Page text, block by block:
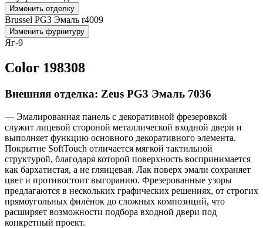
Изменить отделку
Brussel PG3 Эмаль r4009
Изменить фурнитуру
Яг-9
Color 198308
Внешняя отделка: Zeus PG3 Эмаль 7036
— Эмалированная панель с декоративной фрезеровкой
служит лицевой стороной металлической входной двери и
выполняет функцию основного декоративного элемента.
Покрытие SoftTouch отличается мягкой тактильной
структурой, благодаря которой поверхность воспринимается
как бархатистая, а не глянцевая. Лак поверх эмали сохраняет
цвет и противостоит выгоранию. Фрезерованные узоры
предлагаются в нескольких графических решениях, от строгих
прямоугольных филёнок до сложных композиций, что
расширяет возможности подбора входной двери под
конкретный проект.